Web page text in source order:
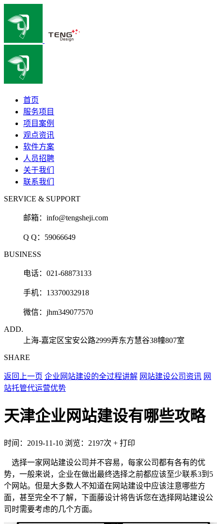
首页
服务项目
项目案例
观点资讯
软件方案
人员招聘
关于我们
联系我们
SERVICE & SUPPORT
邮箱： info@tengsheji.com
Q Q： 59066649
BUSINESS
电话：021-68873133
手机：13370032918
微信：jhm349077570
ADD.
上海-嘉定区宝安公路2999弄东方慧谷38幢807室
SHARE
返回上一页 企业网站建设的全过程讲解 网站建设公司资讯 网
站托管代运营优势
天津企业网站建设有哪些攻略
时间：2019-11-10 浏览：2197次 + 打印
选择一家网站建设公司并不容易，每家公司都有各有的优
势，一般来说，企业在做出最终选择之前都应该至少联系3到5
个网站。但是大多数人不知道在网站建设中应该注意哪些方
面，甚至完全不了解，下面藤设计将告诉您在选择网站建设公
司时需要考虑的几个方面。